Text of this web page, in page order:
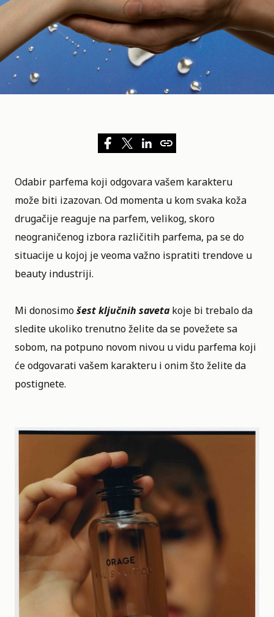
Odabir parfema koji odgovara vašem karakteru
može biti izazovan. Od momenta u kom svaka koža
drugačije reaguje na parfem, velikog, skoro
neograničenog izbora različitih parfema, pa se do
situacije u kojoj je veoma važno ispratiti trendove u
beauty industriji.
Mi donosimošest ključnih savetakoje bi trebalo da
sledite ukoliko trenutno želite da se povežete sa
sobom, na potpuno novom nivou u vidu parfema koji
će odgovarati vašem karakteru i onim što želite da
postignete.